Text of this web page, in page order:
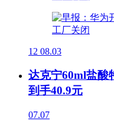
12 08.03
达克宁60ml盐酸
到手40.9元
07.07